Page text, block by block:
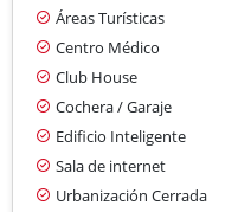
Áreas Turísticas
Centro Médico
Club House
Cochera / Garaje
Edificio Inteligente
Sala de internet
Urbanización Cerrada